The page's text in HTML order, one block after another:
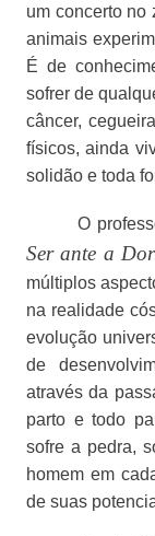
um concerto no
animais
É de
sofrer de
câncer,
físicos, ainda
solidão e toda
O
Ser ante a
múltiplos
na realidade
evolução
de
através da
parto e todo
sofre a pedra,
homem em
de suas